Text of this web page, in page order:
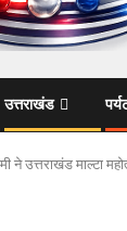
उत्तराखंड
ने उत्तराखंड माल्टा